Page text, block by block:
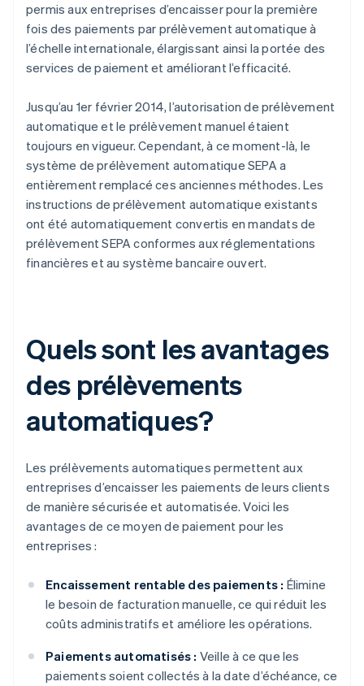
permis aux entreprises d’encaisser pour la première
fois des paiements par prélèvement automatique à
l’échelle internationale, élargissant ainsi la portée des
services de paiement et améliorant l’efficacité.
Jusqu’au 1er février 2014, l’autorisation de prélèvement
automatique et le prélèvement manuel étaient
toujours en vigueur. Cependant, à ce moment-là, le
système de prélèvement automatique SEPA a
entièrement remplacé ces anciennes méthodes. Les
instructions de prélèvement automatique existants
ont été automatiquement convertis en mandats de
prélèvement SEPA conformes aux réglementations
financières et au système bancaire ouvert.
Quels sont les avantages
des prélèvements
automatiques?
Les prélèvements automatiques permettent aux
entreprises d’encaisser les paiements de leurs clients
de manière sécurisée et automatisée. Voici les
avantages de ce moyen de paiement pour les
entreprises :
Encaissement rentable des paiements : Élimine
le besoin de facturation manuelle, ce qui réduit les
coûts administratifs et améliore les opérations.
Paiements automatisés : Veille à ce que les
paiements soient collectés à la date d’échéance, ce